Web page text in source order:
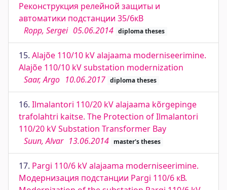
Реконструкция релейной защиты и
автоматики подстанции 35/6кВ
Ropp, Sergei 05.06.2014 diploma theses
15. Alajõe 110/10 kV alajaama moderniseerimine.
Alajõe 110/10 kV substation modernization
Saar, Argo 10.06.2017 diploma theses
16. Ilmalantori 110/20 kV alajaama kõrgepinge
trafolahtri kaitse. The Protection of Ilmalantori
110/20 kV Substation Transformer Bay
Suun, Alvar 13.06.2014 master's theses
17. Pargi 110/6 kV alajaama moderniseerimine.
Модернизация подстанции Pargi 110/6 кВ.